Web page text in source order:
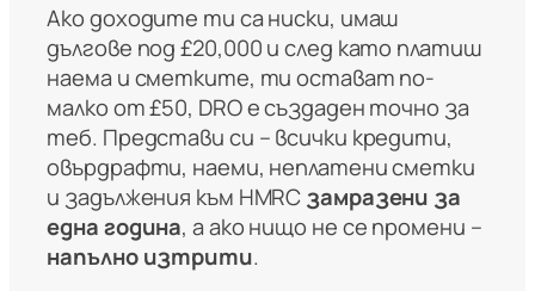
Ако доходите ти са ниски, имаш
дългове под £20,000 и след като платиш
наема и сметките, ти остават по-
малко от £50, DRO е създаден точно за
теб. Представи си – всички кредити,
овърдрафти, наеми, неплатени сметки
и задължения към HMRC замразени за
една година, а ако нищо не се промени –
напълно изтрити.